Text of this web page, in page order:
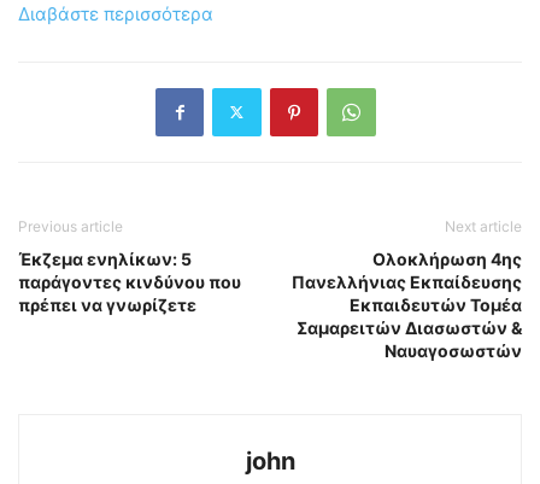
Διαβάστε περισσότερα
Previous article
Έκζεμα ενηλίκων: 5
παράγοντες κινδύνου που
πρέπει να γνωρίζετε
Next article
Ολοκλήρωση 4ης
Πανελλήνιας Εκπαίδευσης
Εκπαιδευτών Τομέα
Σαμαρειτών Διασωστών &
Ναυαγοσωστών
john